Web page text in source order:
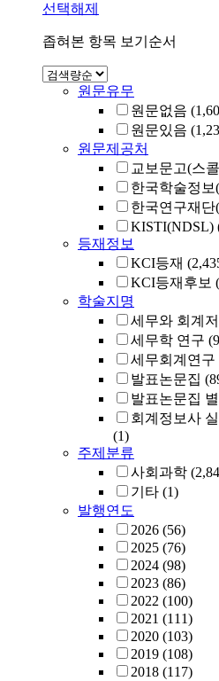
선택해제
좁혀본 항목 보기순서
원문유무
원문없음
원문있음
원문제공처
교보문고(스
한국학술정보
한국연구재
KISTI(NDSL)
등재정보
KCI등재
KCI등재후보
학술지명
세무와 회계
세무학 연구
세무회계연구
발표논문집
발표논문집
회계정보사
(1)
주제분류
사회과학
기타 (1)
발행연도
2026 (56)
2025 (76)
2024 (98)
2023 (86)
2022 (100)
2021 (111)
2020 (103)
2019 (108)
2018 (117)